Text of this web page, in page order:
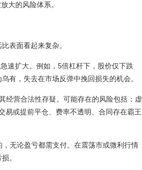
大的风险体系。
表面看起来复杂。
速扩大。例如，5倍杠杆下，股价仅下跌
有，失去在市场反弹中挽回损失的机会。
经营合法性存疑。可能存在的风险包括：虚
易或提前平仓、费率不透明、合同存在霸王
无论盈亏都需支付。在震荡市或微利行情
。